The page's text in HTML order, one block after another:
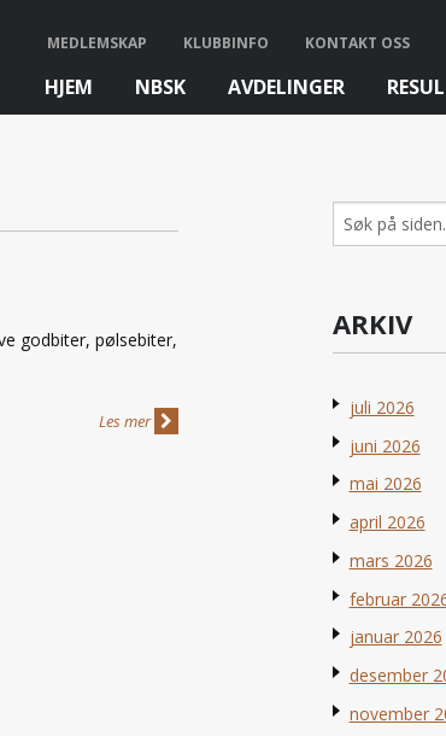
MEDLEMSKAP KLUBBINFO KONTAKT OSS
HJEM NBSK AVDELINGER
godbiter, pølsebiter,
Les mer
Søk
etter:
ARKIV
juli 2026
juni 2026
mai 2026
april 2026
mars 2026
februar
januar 2026
desember
november